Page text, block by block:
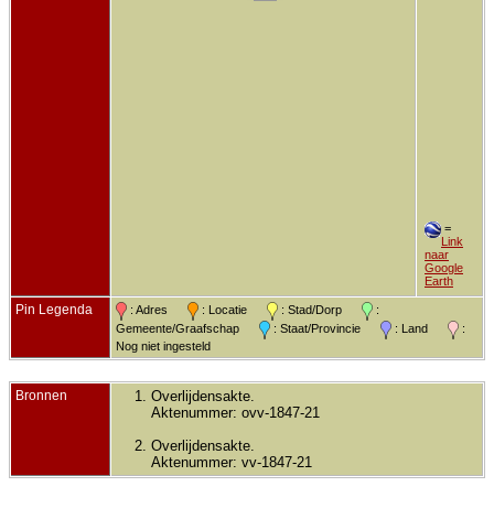
=
Link
naar
Google
Earth
Pin Legenda : Adres : Locatie : Stad/Dorp
:
Gemeente/Graafschap
: Staat/Provincie : Land
:
Nog niet ingesteld
Bronnen
Overlijdensakte.
Aktenummer: ovv-1847-21
Overlijdensakte.
Aktenummer: vv-1847-21